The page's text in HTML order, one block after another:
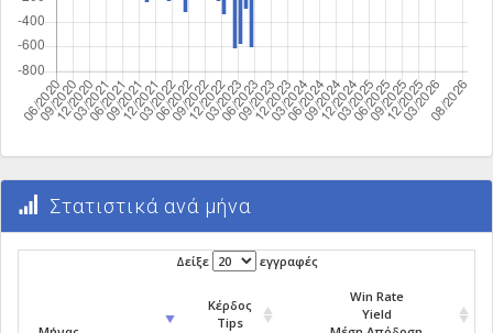
Στατιστικά ανά μήνα
Δείξε εγγραφές
Κέρδος
Tips
Win Rate
Yield